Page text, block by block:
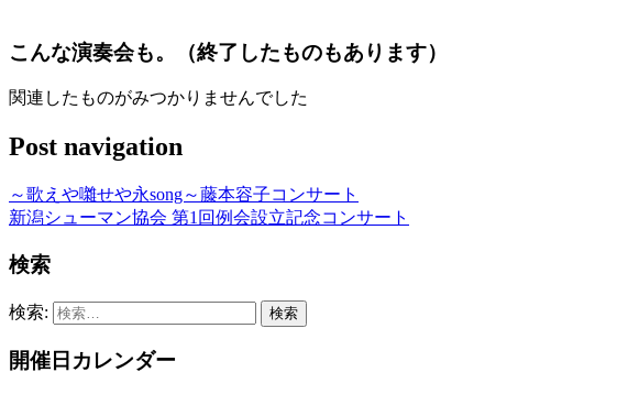
こんな演奏会も。（終了したものもあります）
関連したものがみつかりませんでした
Post navigation
～歌えや囃せや永song～藤本容子コンサート
新潟シューマン協会 第1回例会設立記念コンサート
検索
検索:
開催日カレンダー